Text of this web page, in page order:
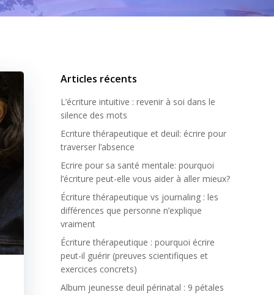
Articles récents
L’écriture intuitive : revenir à soi dans le
silence des mots
Ecriture thérapeutique et deuil: écrire pour
traverser l’absence
Ecrire pour sa santé mentale: pourquoi
l’écriture peut-elle vous aider à aller mieux?
Écriture thérapeutique vs journaling : les
différences que personne n’explique
vraiment
Écriture thérapeutique : pourquoi écrire
peut-il guérir (preuves scientifiques et
exercices concrets)
Album jeunesse deuil périnatal : 9 pétales